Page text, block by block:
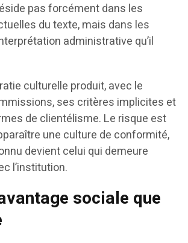
pas forcément dans les
du texte, mais dans les
administrative qu’il
culturelle produit, avec le
ses critères implicites et
de clientélisme. Le risque est
une culture de conformité,
devient celui qui demeure
l’institution.
sociale que